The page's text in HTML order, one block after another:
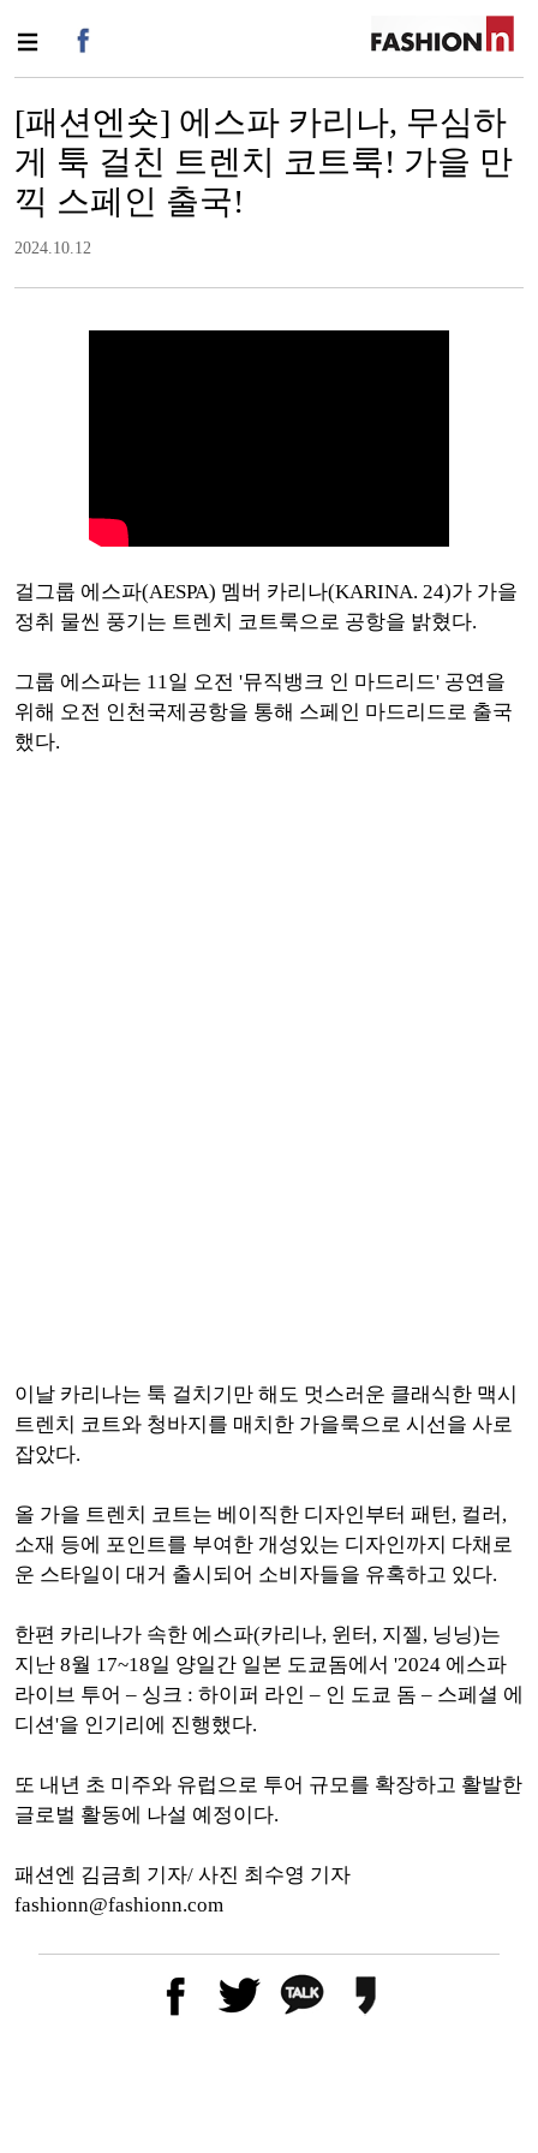
[패션엔숏] 에스파 카리나, 무심하
게 툭 걸친 트렌치 코트룩! 가을 만
끽 스페인 출국!
2024.10.12
걸그룹 에스파(AESPA) 멤버 카리나(KARINA. 24)가 가을
정취 물씬 풍기는 트렌치 코트룩으로 공항을 밝혔다.
그룹 에스파는 11일 오전 '뮤직뱅크 인 마드리드' 공연을
위해 오전 인천국제공항을 통해 스페인 마드리드로 출국
했다.
이날 카리나는 툭 걸치기만 해도 멋스러운 클래식한 맥시
트렌치 코트와 청바지를 매치한 가을룩으로 시선을 사로
잡았다.
올 가을 트렌치 코트는 베이직한 디자인부터 패턴, 컬러,
소재 등에 포인트를 부여한 개성있는 디자인까지 다채로
운 스타일이 대거 출시되어 소비자들을 유혹하고 있다.
한편 카리나가 속한 에스파(카리나, 윈터, 지젤, 닝닝)는
지난 8월 17~18일 양일간 일본 도쿄돔에서 '2024 에스파
라이브 투어 – 싱크 : 하이퍼 라인 – 인 도쿄 돔 – 스페셜 에
디션'을 인기리에 진행했다.
또 내년 초 미주와 유럽으로 투어 규모를 확장하고 활발한
글로벌 활동에 나설 예정이다.
패션엔 김금희 기자/ 사진 최수영 기자
fashionn@fashionn.com